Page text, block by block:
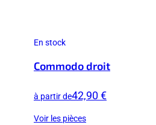
En stock
Commodo droit
à partir de42,90 €
Voir les pièces